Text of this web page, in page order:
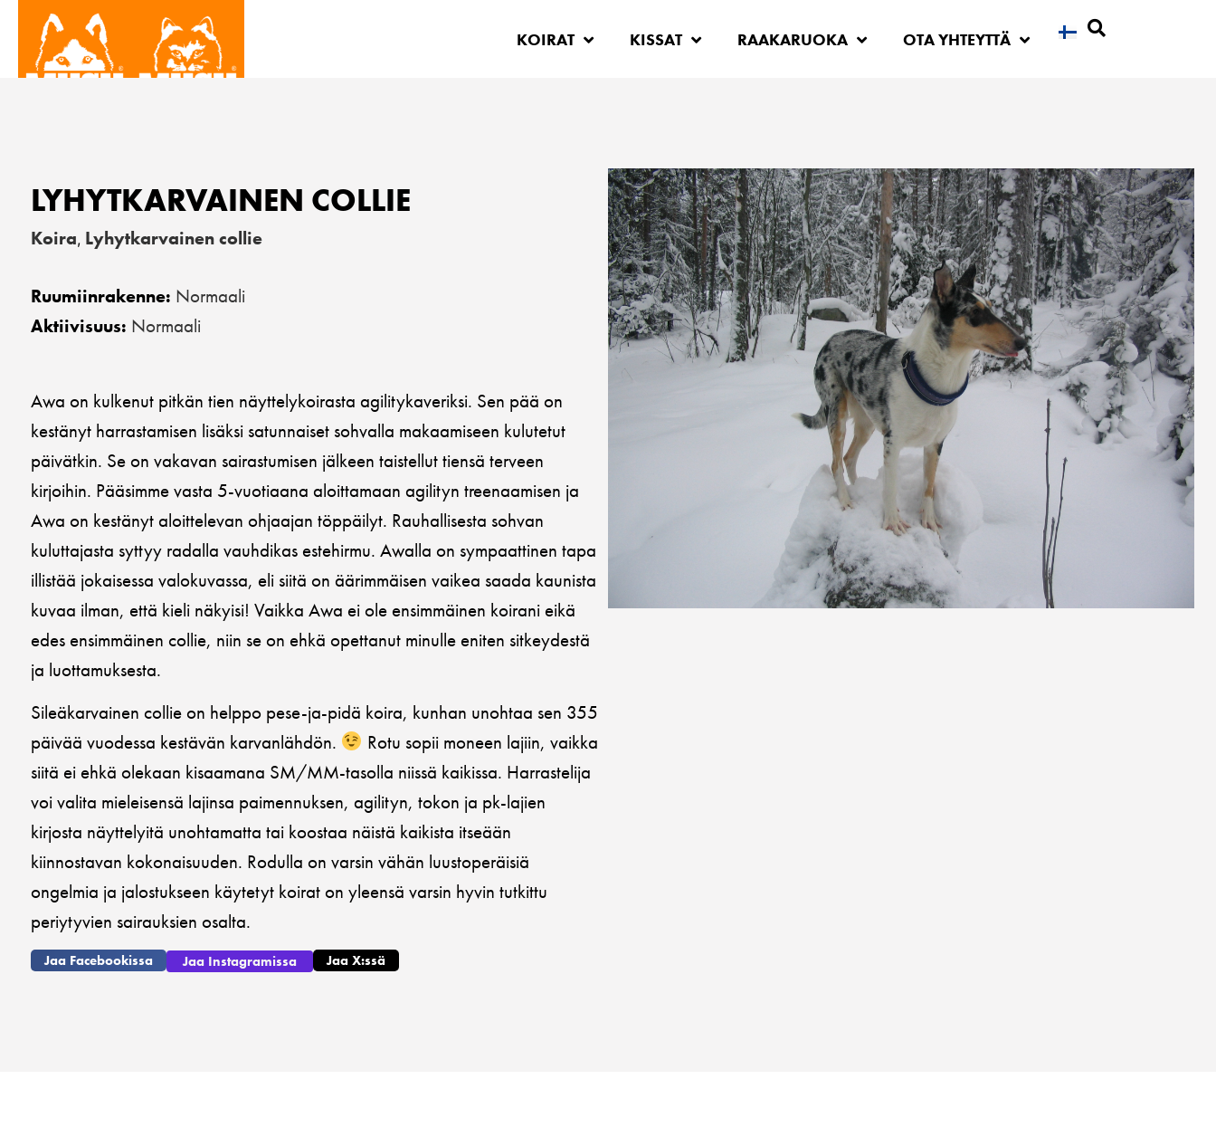
KOIRAT KISSAT RAAKARUOKA OTA YHTEYTTÄ
LYHYTKARVAINEN COLLIE
Koira, Lyhytkarvainen collie
Ruumiinrakenne: Normaali
Aktiivisuus: Normaali
Awa on kulkenut pitkän tien näyttelykoirasta agilitykaveriksi. Sen pää on
kestänyt harrastamisen lisäksi satunnaiset sohvalla makaamiseen kulutetut
päivätkin. Se on vakavan sairastumisen jälkeen taistellut tiensä terveen
kirjoihin. Pääsimme vasta 5-vuotiaana aloittamaan agilityn treenaamisen ja
Awa on kestänyt aloittelevan ohjaajan töppäilyt. Rauhallisesta sohvan
kuluttajasta syttyy radalla vauhdikas estehirmu. Awalla on sympaattinen tapa
illistää jokaisessa valokuvassa, eli siitä on äärimmäisen vaikea saada kaunista
kuvaa ilman, että kieli näkyisi! Vaikka Awa ei ole ensimmäinen koirani eikä
edes ensimmäinen collie, niin se on ehkä opettanut minulle eniten sitkeydestä
ja luottamuksesta.
Sileäkarvainen collie on helppo pese-ja-pidä koira, kunhan unohtaa sen 355
päivää vuodessa kestävän karvanlähdön.
Rotu sopii moneen lajiin, vaikka
siitä ei ehkä olekaan kisaamana SM/MM-tasolla niissä kaikissa. Harrastelija
voi valita mieleisensä lajinsa paimennuksen, agilityn, tokon ja pk-lajien
kirjosta näyttelyitä unohtamatta tai koostaa näistä kaikista itseään
kiinnostavan kokonaisuuden. Rodulla on varsin vähän luustoperäisiä
ongelmia ja jalostukseen käytetyt koirat on yleensä varsin hyvin tutkittu
periytyvien sairauksien osalta.
Jaa Facebookissa Jaa Instagramissa Jaa X:ssä